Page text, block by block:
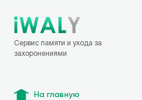
Сервис памяти и ухода за
захоронениями
На главную